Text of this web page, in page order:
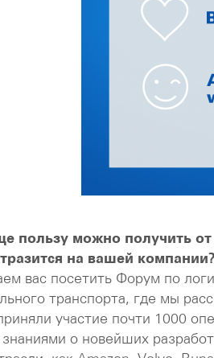
пользу можно получить от
на вашей компании?
вас посетить Форум по
транспорта, где мы
участие почти 1000
о новейших